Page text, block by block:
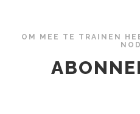
OM MEE TE TRAINEN